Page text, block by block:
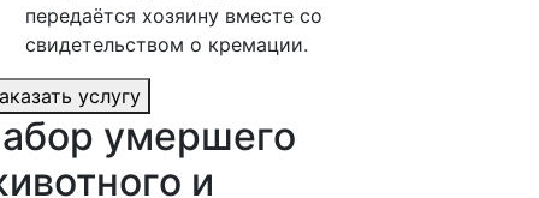
передаётся хозяину вместе со
свидетельством о кремации.
услугу
умершего
и